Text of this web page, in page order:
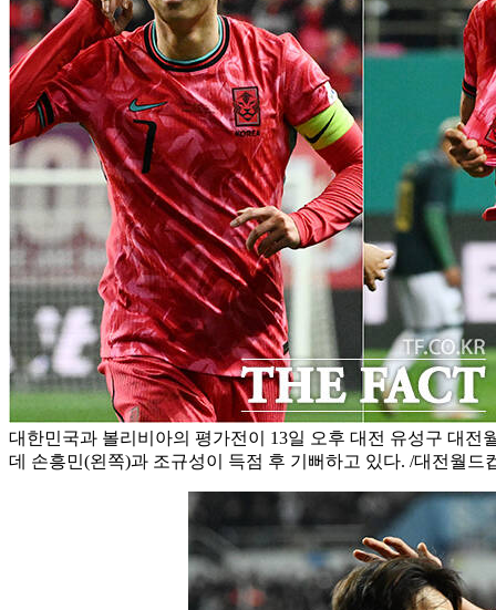
대한민국과 볼리비아의 평가전이 13일 오후 대전 유성구 대전
데 손흥민(왼쪽)과 조규성이 득점 후 기뻐하고 있다. /대전월드